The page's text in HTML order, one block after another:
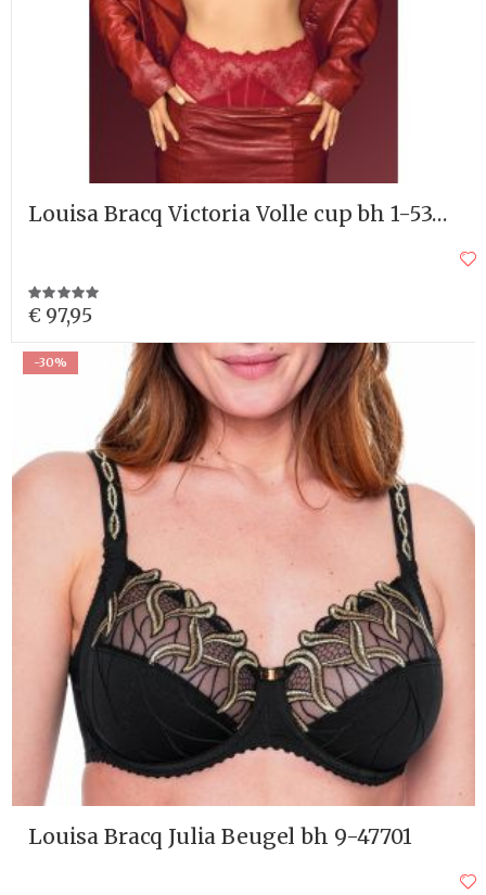
Louisa Bracq Victoria Volle cup bh 1-53301
Waardering:
100%
€ 97,95
-30%
Louisa Bracq Julia Beugel bh 9-47701